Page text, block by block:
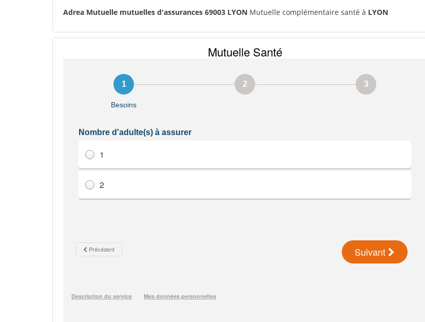
Adrea Mutuelle mutuelles d'assurances 69003 LYON Mutuelle complémentaire santé à LYON